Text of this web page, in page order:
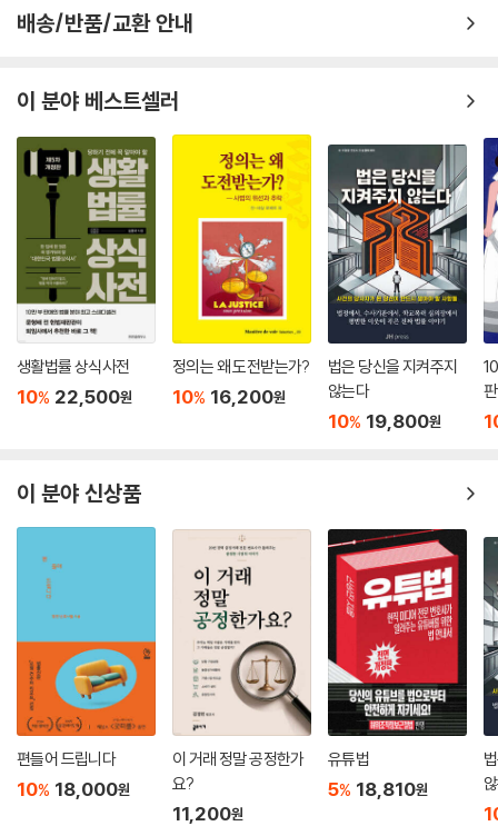
배송/반품/교환 안내
이 분야 베스트셀러
생활법률 상식사전
10% 22,500원
정의는 왜 도전받는가?
10% 16,200원
법은 당신을 지켜주지
않는다
10% 19,800원
이 분야 신상품
편들어 드립니다
10% 18,000원
이 거래 정말 공정한가
요?
11,200원
유튜법
5% 18,810원